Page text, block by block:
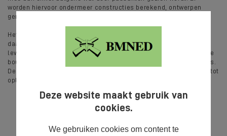
Deze website maakt gebruik van
cookies.
We gebruiken cookies om content te
worden hiervoor ondermeer constructies berekend, ontwerpen
gemaakt en plannen geschreven.
Het berekenen van constructies en de realisatie van de
daadwerkelijke bouw is een van de disciplines van BMNED. Zo
levert BMNED onder andere de technische vertaling van complexe
bouwkundige opdrachten en het ontwerpen van draagconstructies.
Desgewenst leiden wij ook het gehele bouwtraject van aanvraag tot
oplevering.
